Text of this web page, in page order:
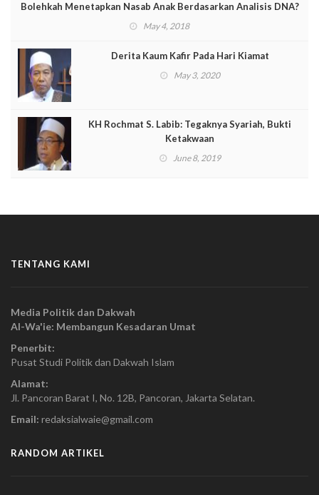
Bolehkah Menetapkan Nasab Anak Berdasarkan Analisis DNA?
May 4, 2018
Derita Kaum Kafir Pada Hari Kiamat
May 3, 2020
KH Rochmat S. Labib: Tegaknya Syariah, Bukti
Ketakwaan
June 8, 2019
TENTANG KAMI
Media Politik dan Dakwah
Al-Wa'ie: Membangun Kesadaran Umat
Penerbit:
Pusat Studi Politik dan Dakwah Islam
Alamat:
Jl. Pancoran Barat I, No. 12B, Pancoran, Jakarta Selatan.
Email: redaksialwaie@gmail.com
RANDOM ARTIKEL